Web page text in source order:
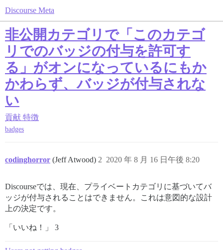
Discourse Meta
非公開カテゴリで「このカテゴ
リでのバッジの付与を許可す
る」がオンになっているにもか
かわらず、バッジが付与されな
い
貢献 特徴
badges
codinghorror (Jeff Atwood) 2020 年 8 月 16 日午後 8:20
2
Discourseでは、現在、プライベートカテゴリに基づいてバ
ッジが付与されることはできません。これは意図的な設計
上の決定です。
「いいね！」 3